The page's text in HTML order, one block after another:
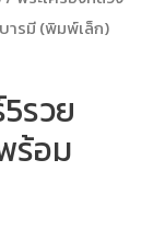
ารมี (พิมพ์เล็ก)
รวย
ร้อม